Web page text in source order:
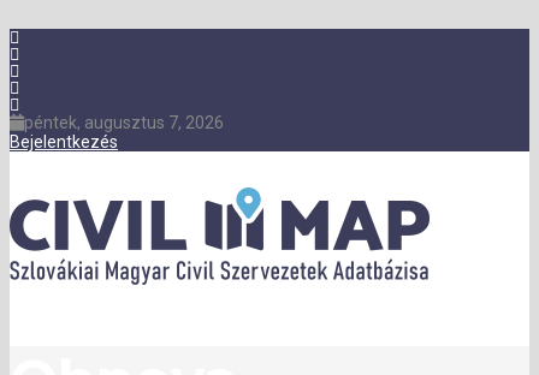
péntek, augusztus 7, 2026
Bejelentkezés